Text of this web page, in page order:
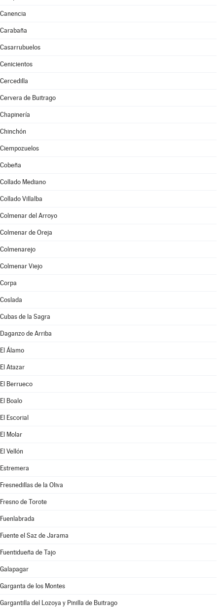
Canencia
Carabaña
Casarrubuelos
Cenicientos
Cercedilla
Cervera de Buitrago
Chapinería
Chinchón
Ciempozuelos
Cobeña
Collado Mediano
Collado Villalba
Colmenar del Arroyo
Colmenar de Oreja
Colmenarejo
Colmenar Viejo
Corpa
Coslada
Cubas de la Sagra
Daganzo de Arriba
El Álamo
El Atazar
El Berrueco
El Boalo
El Escorial
El Molar
El Vellón
Estremera
Fresnedillas de la Oliva
Fresno de Torote
Fuenlabrada
Fuente el Saz de Jarama
Fuentidueña de Tajo
Galapagar
Garganta de los Montes
Gargantilla del Lozoya y Pinilla de Buitrago